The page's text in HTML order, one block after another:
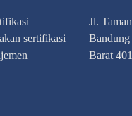
sertifikasi
Jl.
Bandung
Barat